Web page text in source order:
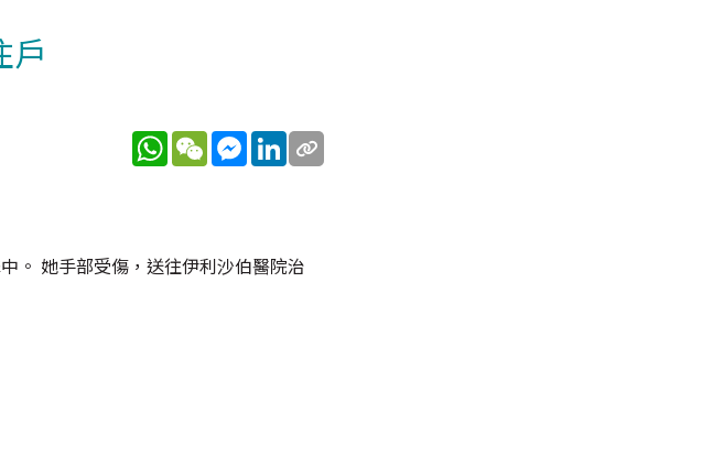
戶
WhatsApp
WeChatMessenger
LinkedIn
。 她手部受傷，送往伊利沙伯醫院治